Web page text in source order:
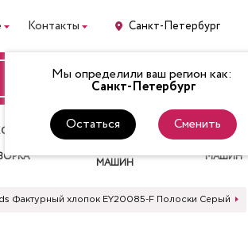
Контакты Санкт-Петербург
Мы определили ваш регион как:
Санкт-Петербург
Остаться Сменить
ВХОД
ЛАПКИ
ДЛЯ
МАШИН
ИГЛЫ ДЛЯ
ШВЕЙНЫХ
МАШИН
Фактурный хлопок EY20085-F Полоски Серый